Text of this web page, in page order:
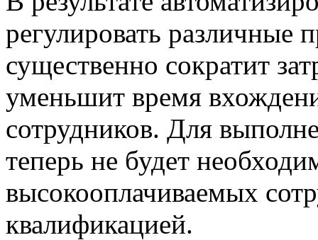
регулировать различные
существенно сократит
уменьшит время
сотрудников. Для
теперь не будет
высокооплачиваемых
квалификацией.